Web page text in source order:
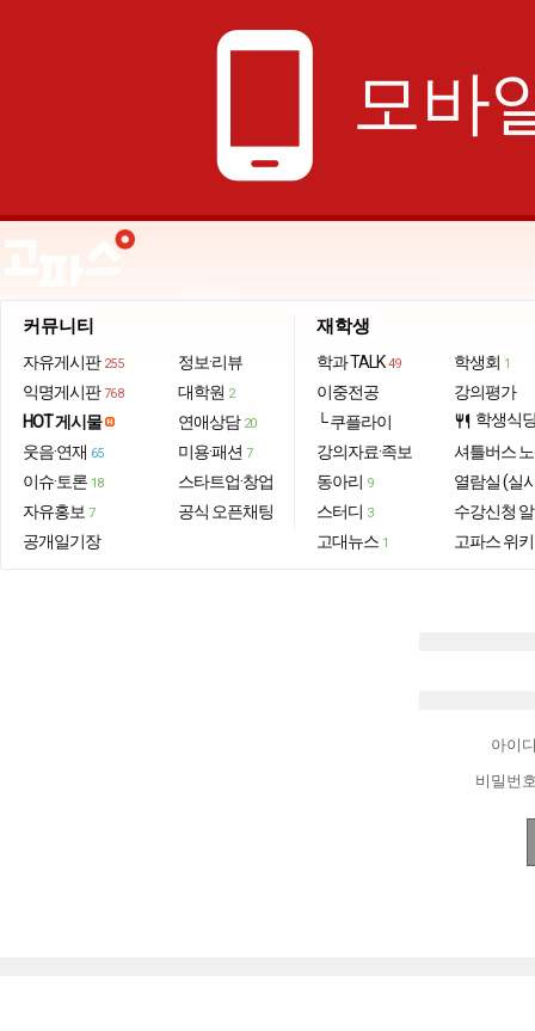
phone_android 모바
커뮤니티
자유게시판 255
익명게시판 768
HOT 게시물
웃음·연재 65
이슈·토론 18
자유홍보 7
공개일기장
정보·리뷰
대학원 2
연애상담 20
미용·패션 7
스타트업·창업
공식 오픈채팅
재학생
학과 TALK 49
이중전공
└ 쿠플라이
강의자료·족보
동아리 9
스터디 3
고대뉴스 1
학생회 1
강의평가
restaurant 학생식
셔틀버스
열람실 (실
수강신청
고파스 위키
아이
비밀번